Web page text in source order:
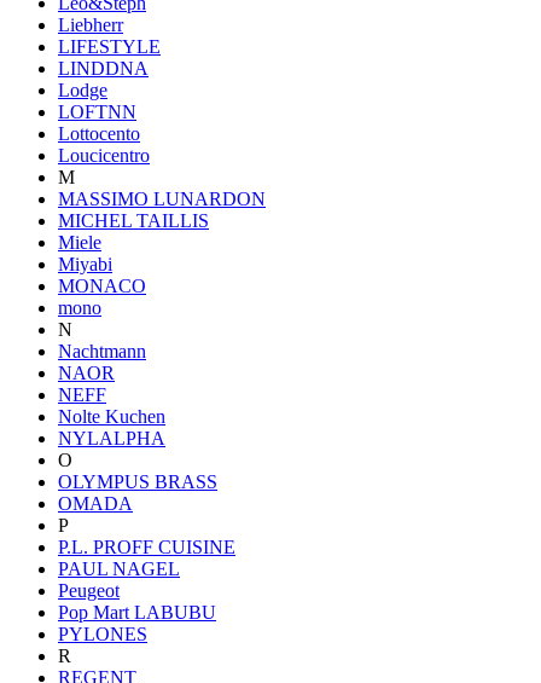
Liebherr
LIFESTYLE
LINDDNA
Lodge
LOFTNN
Lottocento
Loucicentro
M
MASSIMO LUNARDON
MICHEL TAILLIS
Miele
Miyabi
MONACO
mono
N
Nachtmann
NAOR
NEFF
Nolte Kuchen
NYLALPHA
O
OLYMPUS BRASS
OMADA
P
P.L. PROFF CUISINE
PAUL NAGEL
Peugeot
Pop Mart LABUBU
PYLONES
R
REGENT